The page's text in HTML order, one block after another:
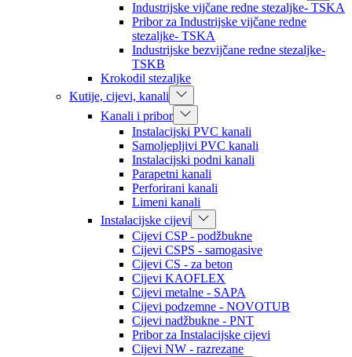
Industrijske vijčane redne stezaljke- TSKA
Pribor za Industrijske vijčane redne
stezaljke- TSKA
Industrijske bezvijčane redne stezaljke-
TSKB
Krokodil stezaljke
Kutije, cijevi, kanali
Kanali i pribor
Instalacijski PVC kanali
Samoljepljivi PVC kanali
Instalacijski podni kanali
Parapetni kanali
Perforirani kanali
Limeni kanali
Instalacijske cijevi
Cijevi CSP - podžbukne
Cijevi CSPS - samogasive
Cijevi CS - za beton
Cijevi KAOFLEX
Cijevi metalne - SAPA
Cijevi podzemne - NOVOTUB
Cijevi nadžbukne - PNT
Pribor za Instalacijske cijevi
Cijevi NW - razrezane